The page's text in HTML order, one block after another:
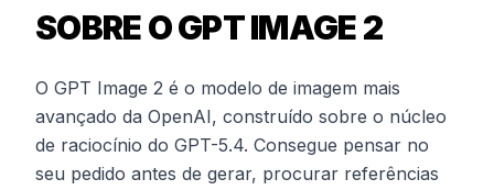
SOBRE O GPT IMAGE 2
O GPT Image 2 é o modelo de imagem mais
avançado da OpenAI, construído sobre o núcleo
de raciocínio do GPT-5.4. Consegue pensar no
seu pedido antes de gerar, procurar referências